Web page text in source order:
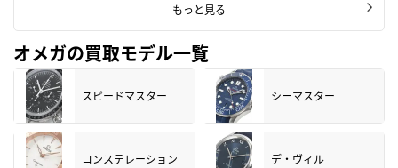
もっと見る
オメガの買取モデル一覧
スピードマスター シーマスター
コンステレーション デ・ヴィル